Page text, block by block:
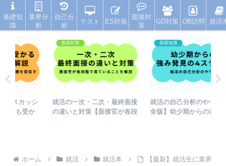
就活浪人した経験が、キャリアを変えた
面接対策
就活の一次・二次・最終面接
の違いと対策【面接官が各段
基礎知識
就活の自己分析のやり方【完
全版】幼少期からの書き出し
ホーム 就活 就活本
【最新】就活生に業界
基礎知
識
業界分
析
自己分
析
テスト ES対策
面接対
策
GD対策 OB訪問 就活